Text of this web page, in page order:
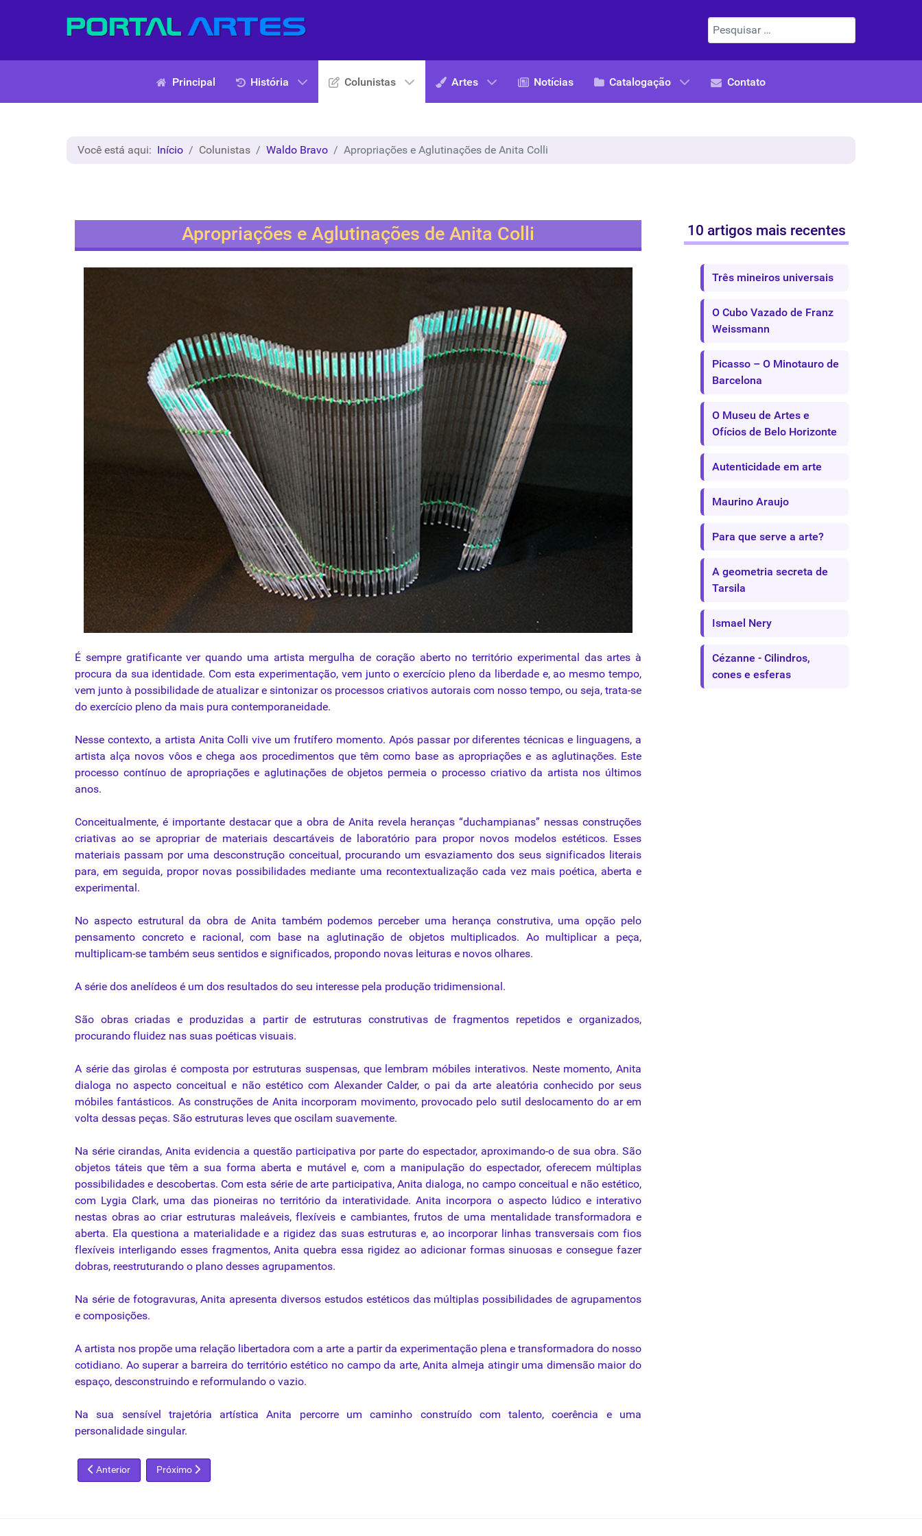
Pesquisar
Principal História Colunistas Artes Notícias Catalogação Contato
Você está aqui: Início Colunistas Waldo Bravo Apropriações e Aglutinações de Anita Colli
Apropriações e Aglutinações de Anita Colli
É sempre gratificante ver quando uma artista mergulha de coração aberto no território experimental das artes à
procura da sua identidade. Com esta experimentação, vem junto o exercício pleno da liberdade e, ao mesmo tempo,
vem junto à possibilidade de atualizar e sintonizar os processos criativos autorais com nosso tempo, ou seja, trata-se
do exercício pleno da mais pura contemporaneidade.
Nesse contexto, a artista Anita Colli vive um frutífero momento. Após passar por diferentestécnicas e linguagens, a
artista alça novos vôos e chega aos procedimentos que têm como base as apropriações e as aglutinações. Este
processo contínuo de apropriações e aglutinações de objetos permeia o processo criativo da artista nos últimos
anos.
Conceitualmente, é importante destacar que a obra de Anita revela heranças “duchampianas” nessas construções
criativas ao se apropriar de materiais descartáveis de laboratório para propor novos modelos estéticos. Esses
materiais passam por uma desconstrução conceitual, procurando um esvaziamento dos seus significados literais
para, em seguida, propor novas possibilidades mediante uma recontextualização cada vez mais poética, aberta e
experimental.
No aspecto estrutural da obra de Anita também podemos perceber uma herança construtiva, uma opção pelo
pensamento concreto e racional, com base na aglutinação de objetos multiplicados. Ao multiplicar a peça,
multiplicam-se também seus sentidos e significados, propondo novas leituras e novos olhares.
A série dos anelídeos é um dos resultados do seu interesse pela produção tridimensional.
São obras criadas e produzidas a partir de estruturas construtivas de fragmentos repetidos e organizados,
procurando fluidez nas suas poéticas visuais.
A série das girolas é composta por estruturas suspensas, que lembram móbiles interativos. Neste momento, Anita
dialoga no aspecto conceitual e não estético com Alexander Calder, o pai da arte aleatória conhecido por seus
móbiles fantásticos. As construções de Anita incorporam movimento, provocado pelo sutil deslocamento do ar em
volta dessas peças. São estruturas leves que oscilam suavemente.
Na série cirandas, Anita evidencia a questão participativa por parte do espectador, aproximando-o de sua obra. São
objetos táteis que têm a sua forma aberta e mutável e, com a manipulação do espectador, oferecem múltiplas
possibilidades e descobertas. Com esta série de arte participativa, Anita dialoga, no campoconceitual e não estético,
com Lygia Clark, uma das pioneiras no território da interatividade. Anita incorpora o aspecto lúdico e interativo
nestas obras ao criar estruturas maleáveis, flexíveis e cambiantes, frutos de uma mentalidade transformadora e
aberta. Ela questiona a materialidade e a rigidez das suas estruturas e, ao incorporar linhas transversais com fios
flexíveis interligando esses fragmentos, Anita quebra essa rigidez ao adicionar formas sinuosas e consegue fazer
dobras, reestruturando o plano desses agrupamentos.
Na série de fotogravuras, Anita apresenta diversos estudos estéticos das múltiplas possibilidades de agrupamentos
e composições.
A artista nos propõe uma relação libertadora com a arte a partir da experimentação plena e transformadora do nosso
cotidiano. Ao superar a barreira do território estético no campo da arte, Anita almeja atingir uma dimensão maior do
espaço, desconstruindo e reformulando o vazio.
Na sua sensível trajetória artística Anita percorre um caminho construído com talento, coerência e uma
personalidade singular.
Artigo anterior: Exposições fantasmas no exterior
Anterior Próximo artigo: 29a Bienal de Arte
Próximo
10 artigos mais recentes
Três mineiros universais
O Cubo Vazado de Franz
Weissmann
Picasso – O Minotauro de
Barcelona
O Museu de Artes e
Ofícios de Belo Horizonte
Autenticidade em arte
Maurino Araujo
Para que serve a arte?
A geometria secreta de
Tarsila
Ismael Nery
Cézanne - Cilindros,
cones e esferas